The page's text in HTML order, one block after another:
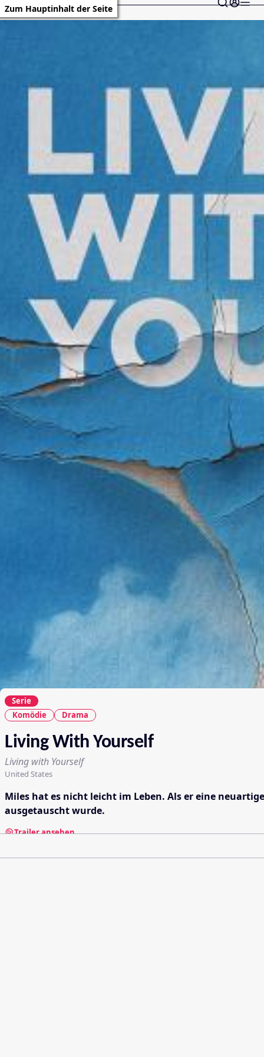
Zum Hauptinhalt der Seite
Serie
Komödie
Drama
Living With Yourself
Living with Yourself
United States
Miles hat es nicht leicht im Leben. Als er eine
ausgetauscht wurde.
Trailer ansehen